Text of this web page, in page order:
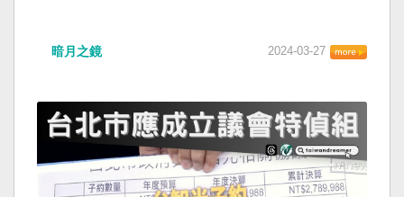
暗月之鏡 2024-03-27